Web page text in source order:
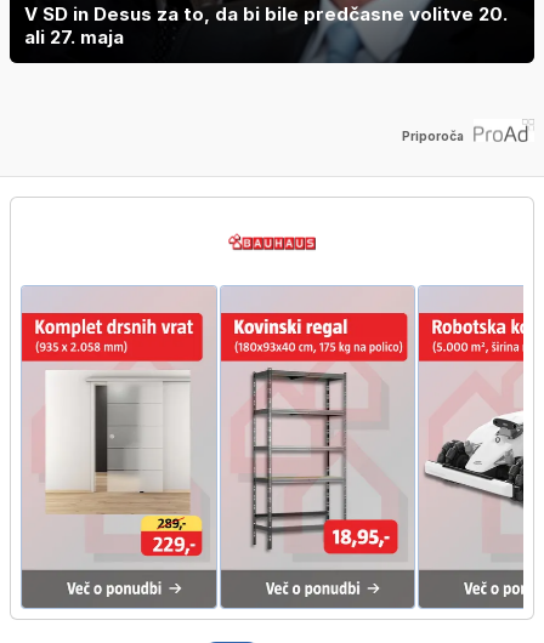
V SD in Desus za to, da bi bile predčasne volitve 20.
ali 27. maja
Priporoča